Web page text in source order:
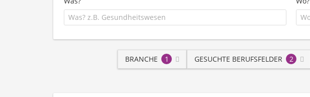
BRANCHE 1 GESUCHTE BERUFSFELDER 2